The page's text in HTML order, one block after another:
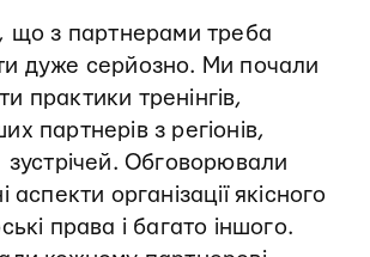
що з партнерами треба
дуже серйозно. Ми почали
практики тренінгів,
партнерів з регіонів,
зустрічей. Обговорювали
аспекти організації якісного
права і багато іншого.